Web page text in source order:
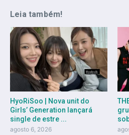
Leia também!
HyoRiSoo | Nova unit do
Girls’ Generation lançará
single de estre ...
agosto 6, 2026